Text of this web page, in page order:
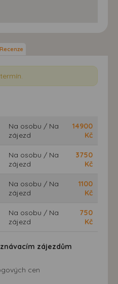
Recenze
Na osobu / Na
zájezd
14900
Kč
Na osobu / Na
zájezd
3750
Kč
Na osobu / Na
zájezd
1100
Kč
Na osobu / Na
zájezd
750
Kč
zájezdům
cen